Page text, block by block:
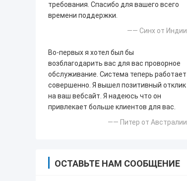
требования. Спасибо для вашего всего
времени поддержки.
—— Синх от Индии
Во-первых я хотел был бы
возблагодарить вас для вас проворное
обслуживание. Система теперь работает
совершенно. Я вышел позитивный отклик
на ваш вебсайт. Я надеюсь что он
привлекает больше клиентов для вас.
—— Питер от Австралии
ОСТАВЬТЕ НАМ СООБЩЕНИЕ